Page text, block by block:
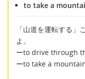
to take a
「山道を運転する」
よ。
ーto drive through
ーto take a